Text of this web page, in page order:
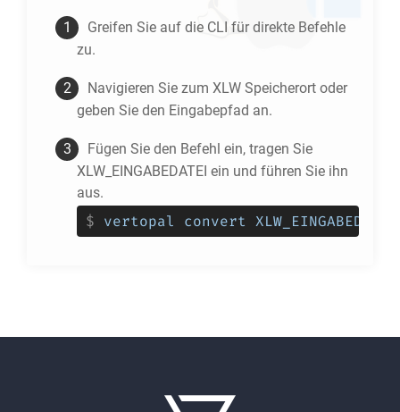
Greifen Sie auf die CLI für direkte Befehle
zu.
Navigieren Sie zum XLW Speicherort oder
geben Sie den Eingabepfad an.
Fügen Sie den Befehl ein, tragen Sie
XLW_EINGABEDATEI ein und führen Sie ihn
aus.
$ vertopal convert